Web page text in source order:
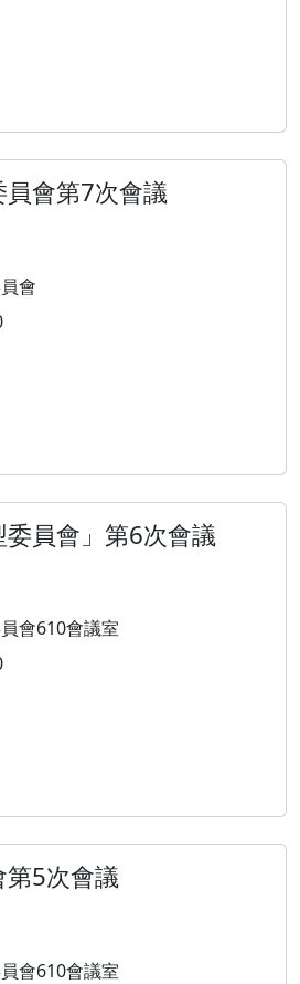
會第7次會議
會
委員會」第6次會議
會610會議室
5次會議
會610會議室